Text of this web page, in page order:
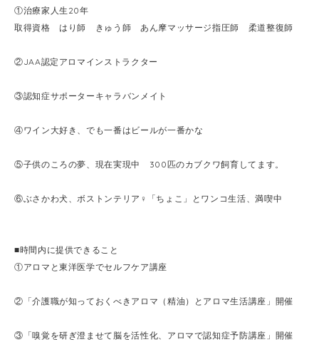
①治療家人生20年
取得資格 はり師 きゅう師 あん摩マッサージ指圧師 柔道整復師
②JAA認定アロマインストラクター
③認知症サポーターキャラバンメイト
④ワイン大好き、でも一番はビールが一番かな
⑤子供のころの夢、現在実現中 300匹のカブクワ飼育してます。
⑥ぶさかわ犬、ボストンテリア♀「ちょこ」とワンコ生活、満喫中
■時間内に提供できること
①アロマと東洋医学でセルフケア講座
②「介護職が知っておくべきアロマ（精油）とアロマ生活講座」開催
③「嗅覚を研ぎ澄ませて脳を活性化、アロマで認知症予防講座」開催